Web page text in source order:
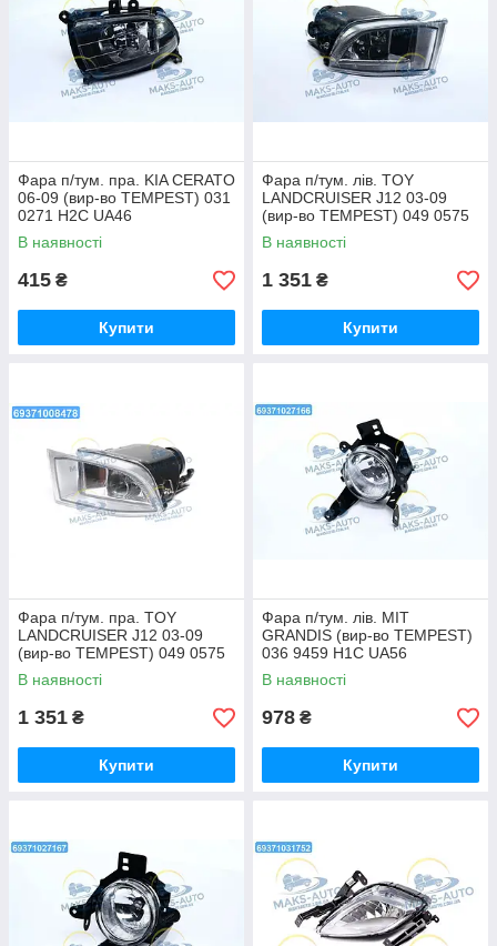
Фара п/тум. пра. KIA CERATO
06-09 (вир-во TEMPEST) 031
0271 H2C UA46
В наявності
415 ₴
Купити
Фара п/тум. лів. TOY
LANDCRUISER J12 03-09
(вир-во TEMPEST) 049 0575
H1C UA56
В наявності
1 351 ₴
Купити
Фара п/тум. пра. TOY
LANDCRUISER J12 03-09
(вир-во TEMPEST) 049 0575
H2C UA56
В наявності
1 351 ₴
Купити
Фара п/тум. лів. MIT
GRANDIS (вир-во TEMPEST)
036 9459 H1C UA56
В наявності
978 ₴
Купити